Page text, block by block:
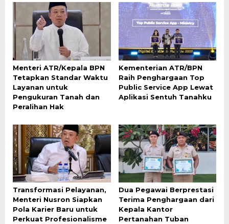
Menteri ATR/Kepala BPN
Tetapkan Standar Waktu
Layanan untuk
Pengukuran Tanah dan
Peralihan Hak
Kementerian ATR/BPN
Raih Penghargaan Top
Public Service App Lewat
Aplikasi Sentuh Tanahku
Transformasi Pelayanan,
Menteri Nusron Siapkan
Pola Karier Baru untuk
Perkuat Profesionalisme
Dua Pegawai Berprestasi
Terima Penghargaan dari
Kepala Kantor
Pertanahan Tuban